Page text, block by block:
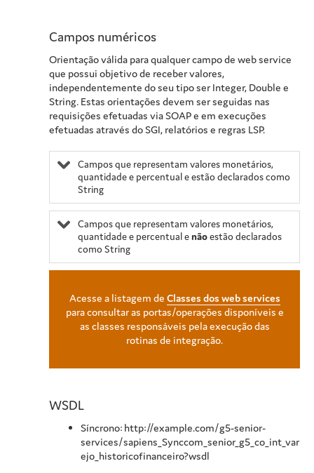
Campos numéricos
Orientação válida para qualquer campo de web service
que possui objetivo de receber valores,
independentemente do seu tipo ser Integer, Double e
String. Estas orientações devem ser seguidas nas
requisições efetuadas via SOAP e em execuções
efetuadas através do SGI, relatórios e regras LSP.
Campos que representam valores monetários,
quantidade e percentual e estão declarados como
String
Campos que representam valores monetários,
quantidade e percentual e nãoestão declarados
como String
Acesse a listagem de Classes dos web services
para consultar as portas/operações disponíveis e
as classes responsáveis pela execução das
rotinas de integração.
WSDL
Síncrono: http://example.com/g5-senior-
services/sapiens_Synccom_senior_g5_co_int_var
ejo_historicofinanceiro?wsdl